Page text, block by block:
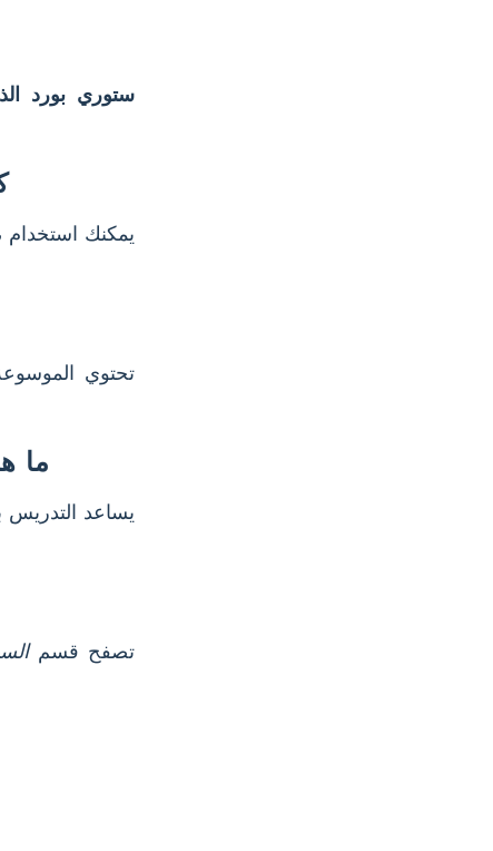
ستوري بورد
يمكنك استخدام
تحتوي
ما
يساعد التدريس
تصفح قسم